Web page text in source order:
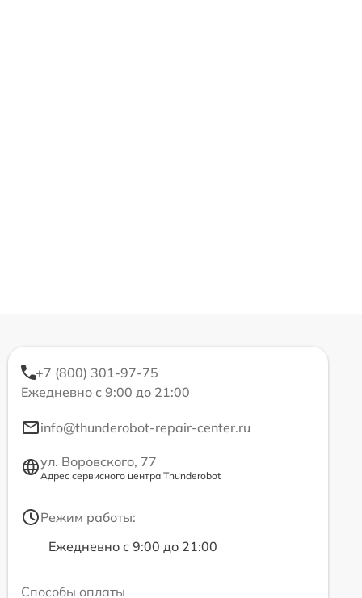
+7 (800) 301-97-75
Ежедневно с 9:00 до 21:00
info@thunderobot-repair-center.ru
ул. Воровского, 77
Адрес сервисного центра Thunderobot
Режим работы:
Ежедневно с 9:00 до 21:00
Способы оплаты